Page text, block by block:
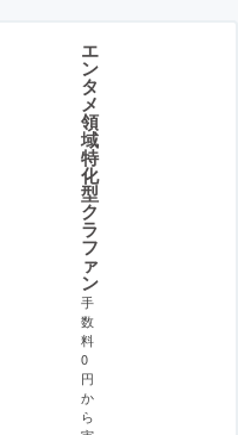
エ
ン
タ
メ
領
域
特
化
型
ク
ラ
フ
ァ
ン
手
数
料
0
円
か
ら